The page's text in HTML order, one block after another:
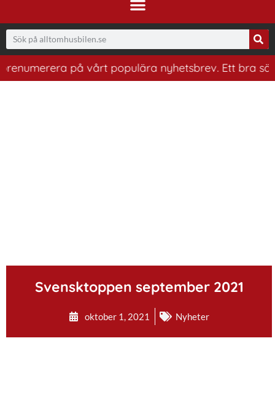
på vårt populära nyhetsbrev. Ett bra sätt
Svensktoppen september 2021
oktober 1, 2021 Nyheter